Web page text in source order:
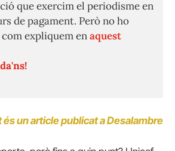
que exercim el periodisme en
de pagament. Però no ho
expliquem enaquest
un article publicat a Desalambre